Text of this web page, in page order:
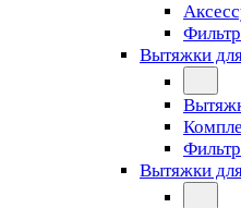
Вытяжки
Вытяжки